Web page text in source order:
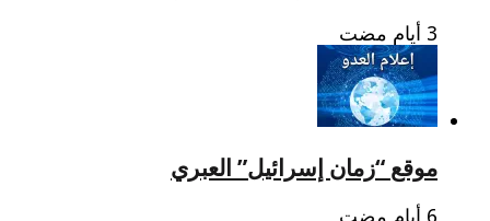
موقع “زمان إسرائيل” العبري